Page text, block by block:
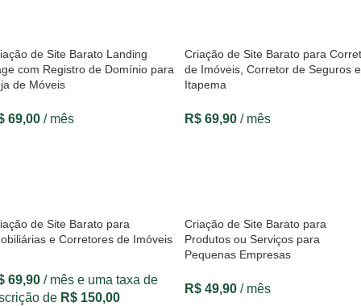
de Site Barato Landing
com Registro de Domínio para
de Móveis
69,00 / mês
Criação de Site Barato para
de Imóveis, Corretor de Seguros
Itapema
R$ 69,90 / mês
de Site Barato para
e Corretores de Imóveis
69,90 / mês e uma taxa de
de R$ 150,00
Criação de Site Barato para
Produtos ou Serviços para
Pequenas Empresas
R$ 49,90 / mês